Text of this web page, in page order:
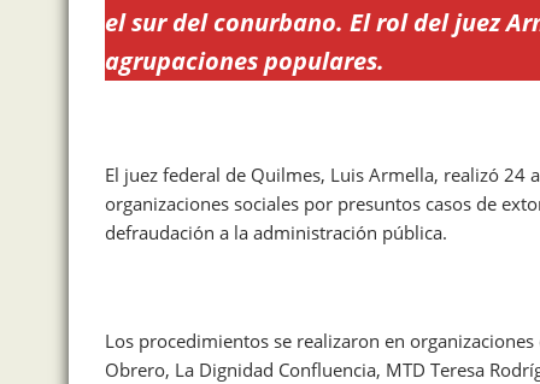
el sur del conurbano. El rol del juez
agrupaciones populares.
El juez federal de Quilmes, Luis Armella, realizó
organizaciones sociales por presuntos casos de
defraudación a la administración pública.
Los procedimientos se realizaron en
Obrero, La Dignidad Confluencia, MTD Teresa